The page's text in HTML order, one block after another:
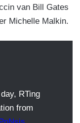
van Bill Gates
Michelle Malkin.
day, RTing
from